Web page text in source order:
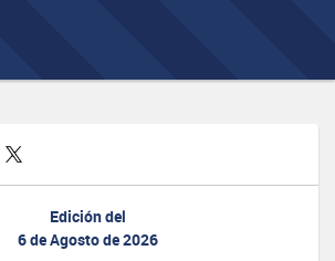
Edición del
6 de Agosto de 2026